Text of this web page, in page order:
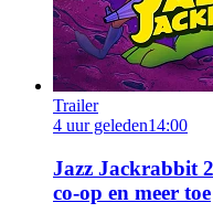
Trailer
4 uur geleden14:00
Jazz Jackrabbit
co-op en meer toe